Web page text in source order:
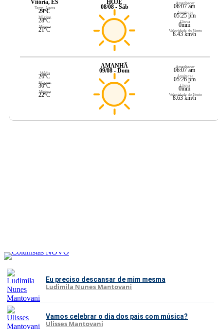
Vitória, ES
Temp. Agora
29ºC
Máxima
28ºC
Mínima
21ºC
HOJE
08/08 - Sáb
Amanhecer
06:07 am
Anoitecer
05:25 pm
Chuva
0mm
Velocidade do Vento
8.43 km/h
Média
26ºC
Máxima
30ºC
Mínima
22ºC
AMANHÃ
09/08 - Dom
Amanhecer
06:07 am
Anoitecer
05:26 pm
Chuva
0mm
Velocidade do Vento
8.63 km/h
Eu preciso descansar de mim mesma
Ludimila Nunes Mantovani
Vamos celebrar o dia dos pais com música?
Ulisses Mantovani